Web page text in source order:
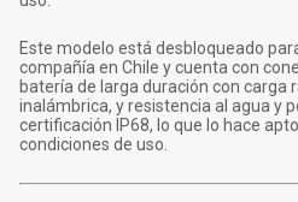
Este modelo está desbloqueado
compañía en Chile y cuenta con
batería de larga duración con carga
inalámbrica, y resistencia al agua y
certificación IP68, lo que lo hace
condiciones de uso.